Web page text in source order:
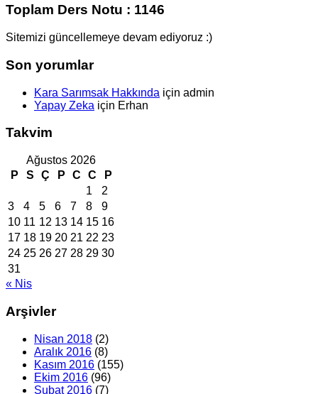
Toplam Ders Notu : 1146
Sitemizi güncellemeye devam ediyoruz :)
Son yorumlar
Kara Sarımsak Hakkında için admin
Yapay Zeka için Erhan
Takvim
Ağustos 2026
P
S Ç P C C
P
1
2
3
4 5 6 7 8
9
10 11 12 13 14 15 16
17 18 19 20 21 22 23
24 25 26 27 28 29 30
31
« Nis
Arşivler
Nisan 2018 (2)
Aralık 2016 (8)
Kasım 2016 (155)
Ekim 2016 (96)
Şubat 2016 (7)